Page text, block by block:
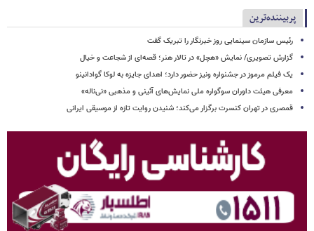
پربیننده‌ترین
رئیس سازمان سینمایی روز خبرنگار را تبریک گفت
گزارش تصویری/ نمایش «هچل» در تالار هنر؛ قصه‌ای از شجاعت و خیال
یک فیلم مرموز در جشنواره ونیز حضور دارد؛ اهدای جایزه به لوکا گوادانینو
معرفی هیئت داوران سوگواره ملی نمایش‌های آئینی و مذهبی «نی‌ناله»
قمصری در تهران کنسرت برگزار می‌کند؛ شنیدن روایت تازه از موسیقی ایرانی